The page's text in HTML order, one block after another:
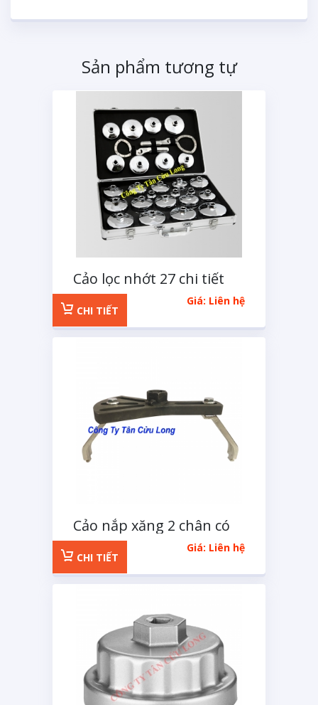
Sản phẩm tương tự
Cảo lọc nhớt 27 chi tiết
inox
Giá: Liên hệ
CHI TIẾT
Cảo nắp xăng 2 chân có
thể hiệu chỉnh kích thước
Giá: Liên hệ
CHI TIẾT